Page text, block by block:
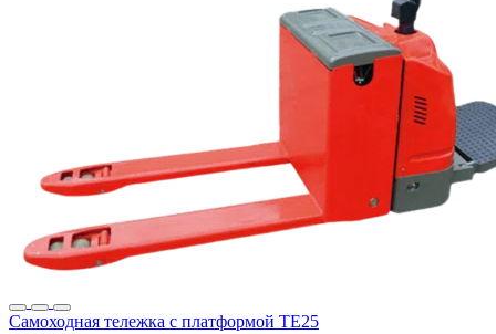
Самоходная тележка с платформой TE25